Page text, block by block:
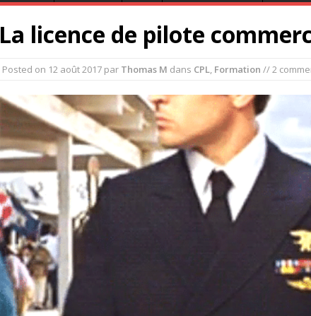
La licence de pilote
Posted on 12 août 2017 par Thomas M dans CPL, Formation // 2